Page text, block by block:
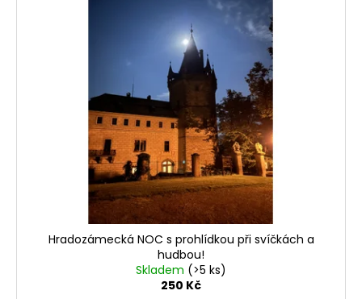
Hradozámecká NOC s prohlídkou při svíčkách a
hudbou!
Skladem (>5 ks)
250 Kč